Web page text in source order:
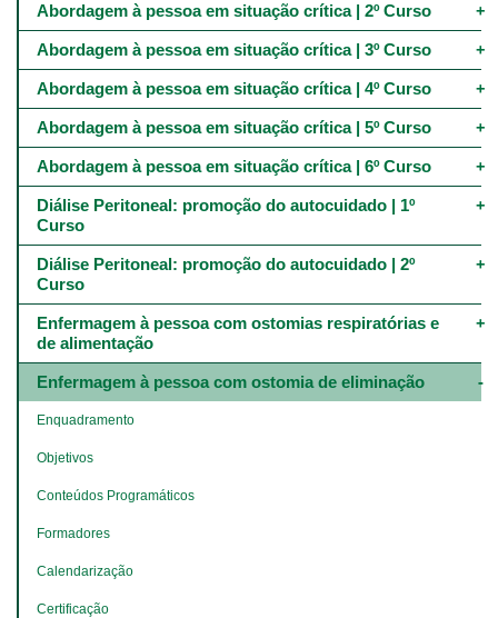
Abordagem à pessoa em situação crítica | 2º Curso
Abordagem à pessoa em situação crítica | 3º Curso
Abordagem à pessoa em situação crítica | 4º Curso
Abordagem à pessoa em situação crítica | 5º Curso
Abordagem à pessoa em situação crítica | 6º Curso
Diálise Peritoneal: promoção do autocuidado | 1º
Curso
Diálise Peritoneal: promoção do autocuidado | 2º
Curso
Enfermagem à pessoa com ostomias respiratórias e
de alimentação
Enfermagem à pessoa com ostomia de eliminação
Enquadramento
Objetivos
Conteúdos Programáticos
Formadores
Calendarização
Certificação